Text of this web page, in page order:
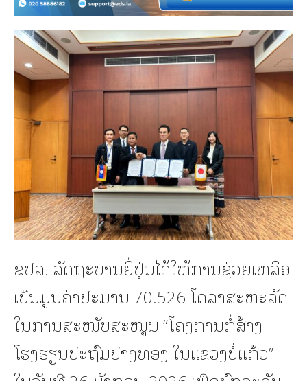
ຂປລ. ລັດຖະບານຍີ່ປຸ່ນໄດ້ໃຫ້ການຊ່ວຍເຫລືອ
ເປັນມູນຄ່າປະມານ 70.526 ໂດລາສະຫະລັດ
ໃນການສະໜັບສະໜູນ “ໂຄງການກໍ່ສ້າງ
ໂຮງຮຽນປະຖົມປາງທອງ ໃນແຂວງບໍ່ແກ້ວ”